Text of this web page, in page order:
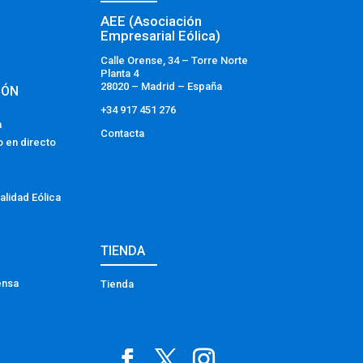
en directo
Eólica
AEE (Asociación
Empresarial Eólica)
Calle Orense, 34 – Torre Norte
Planta 4
28020 – Madrid – España
+34 917 451 276
Contacta
TIENDA
Tienda